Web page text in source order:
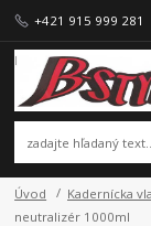
+421 915 999 281
Úvod Kadernícka
neutralizér 1000ml